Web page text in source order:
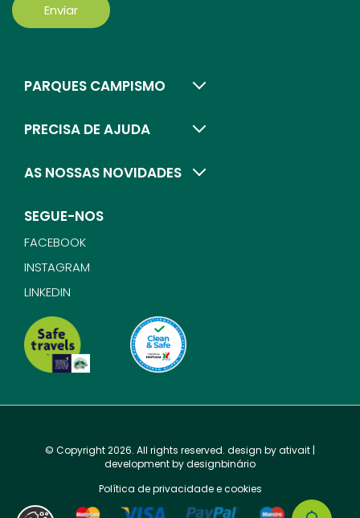
Enviar
PARQUES CAMPISMO
PRECISA DE AJUDA
AS NOSSAS NOVIDADES
SEGUE-NOS
FACEBOOK
INSTAGRAM
LINKEDIN
© Copyright 2026. All rights reserved. design byativait |
development bydesignbinário
Política de privacidade e cookies